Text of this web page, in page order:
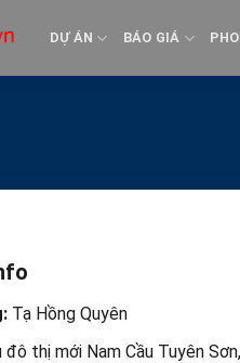
DỰ ÁN BÁO GIÁ
Tạ Hồng Quyên
đô thị mới Nam Cầu Tuyên